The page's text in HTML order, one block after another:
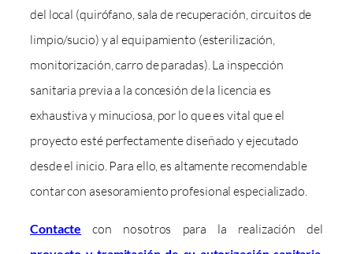
del local (quirófano, sala de recuperación, circuitos de
limpio/sucio) y al equipamiento (esterilización,
monitorización, carro de paradas). La inspección
sanitaria previa a la concesión de la licencia es
exhaustiva y minuciosa, por lo que es vital que el
proyecto esté perfectamente diseñado y ejecutado
desde el inicio. Para ello, es altamente recomendable
contar con asesoramiento profesional especializado.
Contacte con nosotros para la realización del